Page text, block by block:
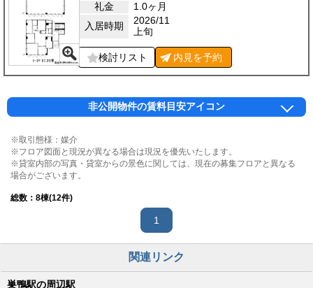
礼金
1.0ヶ月
入居時期
2026/11
上旬
検討リスト 内見を予約
非公開物件の賃料目安アイコン
※取引態様：媒介
※フロア図面と現況が異なる場合は現況を優先いたします。
※貸室内部の写真・貸室からの景色に関しては、現在の募集フロアと異なる
場合がございます。
総数： 8棟(12件)
1
関連リンク
巣鴨駅の周辺駅